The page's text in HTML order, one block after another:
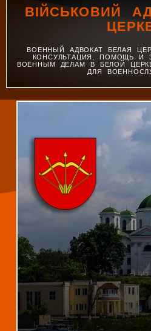
ВІЙСЬКОВИЙ
ВОЕННЫЙ АДВОКАТ БЕЛАЯ
КОНСУЛЬТАЦИЯ, ПОМОЩЬ И
ВОЕННЫМ ДЕЛАМ В БЕЛОЙ
ДЛЯ